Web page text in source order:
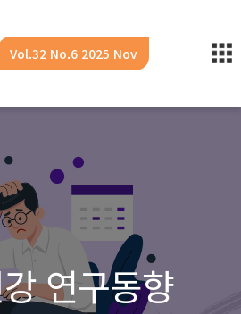
Vol.32 No.6 2025 Nov
연구동향